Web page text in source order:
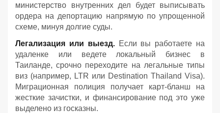
министерство внутренних дел будет выписывать
ордера на депортацию напрямую по упрощенной
схеме, минуя долгие суды.
Легализация или выезд.Если вы работаете на
удаленке или ведете локальный бизнес в
Таиланде, срочно переходите на легальные типы
виз (например, LTR или Destination Thailand Visa).
Миграционная полиция получает карт-бланш на
жесткие зачистки, и финансирование под это уже
выделено из госказны.